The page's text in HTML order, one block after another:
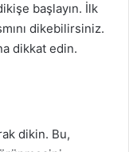
başlayın. İlk
dikebilirsiniz.
dikkat edin.
dikin. Bu,